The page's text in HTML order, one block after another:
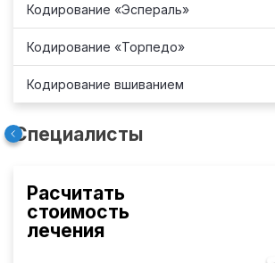
Кодирование «Эспераль»
Кодирование «Торпедо»
Кодирование вшиванием
Специалисты
Расчитать
стоимость
лечения